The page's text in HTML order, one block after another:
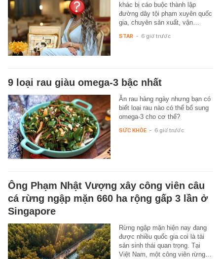
khác bị cáo buộc thành lập
đường dây tội phạm xuyên quốc
gia, chuyên sản xuất, vận…
STAR - 6 giờ trước
9 loại rau giàu omega-3 bậc nhất
Ăn rau hàng ngày nhưng bạn có
biết loại rau nào có thể bổ sung
omega-3 cho cơ thể?
SỨC KHỎE - 6 giờ trước
Ông Phạm Nhật Vượng xây công viên câu
cá rừng ngập mặn 660 ha rộng gấp 3 lần ở
Singapore
Rừng ngập mặn hiện nay đang
được nhiều quốc gia coi là tài
sản sinh thái quan trọng. Tại
Việt Nam, một công viên rừng…